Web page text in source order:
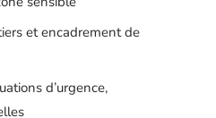
et encadrement de
d’urgence,